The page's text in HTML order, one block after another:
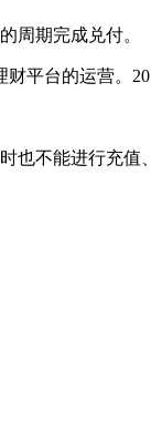
周期完成兑付。
台的运营。
不能进行充值